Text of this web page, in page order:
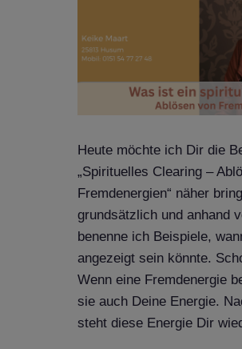
Heute möchte ich Dir die
„Spirituelles Clearing –
Fremdenergien“ näher
grundsätzlich und anhand
benenne ich Beispiele,
angezeigt sein könnte.
Wenn eine Fremdenergie
sie auch Deine Energie.
steht diese Energie Dir